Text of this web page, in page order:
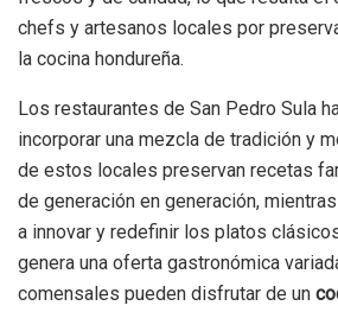
chefs y artesanos locales por
la cocina hondureña.
Los restaurantes de San Pedro Sula
incorporar una mezcla de tradición y
de estos locales preservan recetas
de generación en generación,
a innovar y redefinir los platos
genera una oferta gastronómica
comensales pueden disfrutar de un